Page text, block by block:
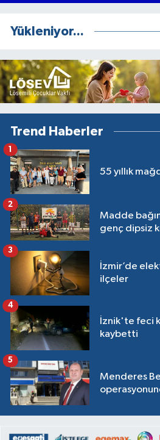
Yükleniyor...
Trend Haberler
55 yıllık
1
Madde
genç dipsiz
2
İzmir’de
ilçeler
3
İznik'te feci
kaybetti
4
Menderes
5